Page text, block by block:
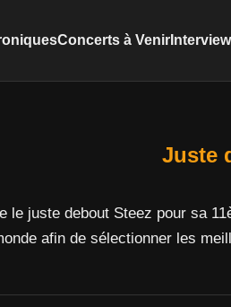
Concerts à Venir
Juste
le juste debout Steez pour sa
afin de sélectionner les